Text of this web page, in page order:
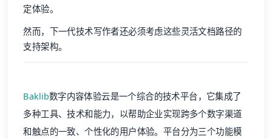
定体验。
然而，下一代技术写作者还必须考虑这些灵活文档路径的
支持架构。
Baklib数字内容体验云是一个综合的技术平台，它集成了
多种工具、技术和能力，以帮助企业实现跨多个数字渠道
和触点的一致、个性化的用户体验。平台分为三个功能模